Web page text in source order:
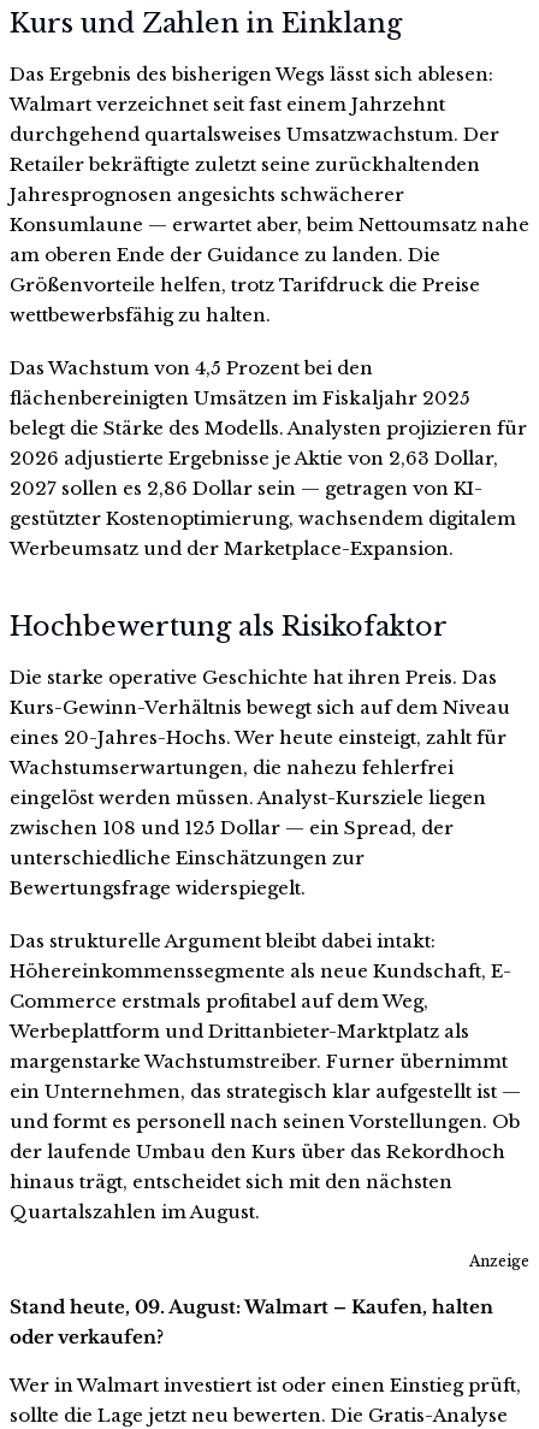
Kurs und Zahlen in Einklang
Das Ergebnis des bisherigen Wegs lässt sich ablesen:
Walmart verzeichnet seit fast einem Jahrzehnt
durchgehend quartalsweises Umsatzwachstum. Der
Retailer bekräftigte zuletzt seine zurückhaltenden
Jahresprognosen angesichts schwächerer
Konsumlaune — erwartet aber, beim Nettoumsatz nahe
am oberen Ende der Guidance zu landen. Die
Größenvorteile helfen, trotz Tarifdruck die Preise
wettbewerbsfähig zu halten.
Das Wachstum von 4,5 Prozent bei den
flächenbereinigten Umsätzen im Fiskaljahr 2025
belegt die Stärke des Modells. Analysten projizieren für
2026 adjustierte Ergebnisse je Aktie von 2,63 Dollar,
2027 sollen es 2,86 Dollar sein — getragen von KI-
gestützter Kostenoptimierung, wachsendem digitalem
Werbeumsatz und der Marketplace-Expansion.
Hochbewertung als Risikofaktor
Die starke operative Geschichte hat ihren Preis. Das
Kurs-Gewinn-Verhältnis bewegt sich auf dem Niveau
eines 20-Jahres-Hochs. Wer heute einsteigt, zahlt für
Wachstumserwartungen, die nahezu fehlerfrei
eingelöst werden müssen. Analyst-Kursziele liegen
zwischen 108 und 125 Dollar — ein Spread, der
unterschiedliche Einschätzungen zur
Bewertungsfrage widerspiegelt.
Das strukturelle Argument bleibt dabei intakt:
Höhereinkommenssegmente als neue Kundschaft, E-
Commerce erstmals profitabel auf dem Weg,
Werbeplattform und Drittanbieter-Marktplatz als
margenstarke Wachstumstreiber. Furner übernimmt
ein Unternehmen, das strategisch klar aufgestellt ist —
und formt es personell nach seinen Vorstellungen. Ob
der laufende Umbau den Kurs über das Rekordhoch
hinaus trägt, entscheidet sich mit den nächsten
Quartalszahlen im August.
Anzeige
Stand heute, 09. August: Walmart – Kaufen, halten
oder verkaufen?
Wer in Walmart investiert ist oder einen Einstieg prüft,
sollte die Lage jetzt neu bewerten. Die Gratis-Analyse